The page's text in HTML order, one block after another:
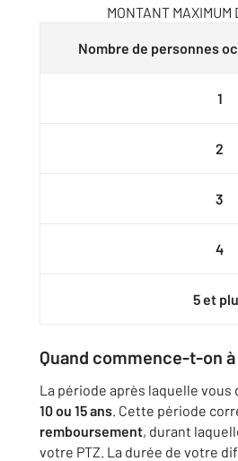
MONTANT
Nombre de personnes
1
2
3
4
5 et
Quand commence-t-on
La période après laquelle
10 ou 15 ans. Cette période
remboursement, durant
votre PTZ. La durée de votre